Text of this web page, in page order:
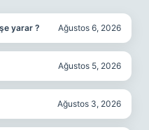
yarar ? Ağustos 6, 2026
Ağustos 5, 2026
Ağustos 3, 2026